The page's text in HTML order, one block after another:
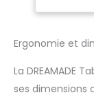
Ergonomie et
La DREAMADE
ses dimensions